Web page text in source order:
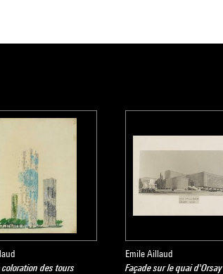
coloration des tours
Emile Aillaud
Façade sur le quai d'Orsay